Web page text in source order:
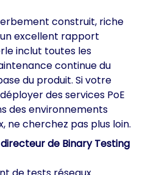
construit, riche
excellent rapport
inclut toutes les
continue du
du produit. Si votre
des services PoE
des environnements
ne cherchez pas plus loin.
de Binary Testing